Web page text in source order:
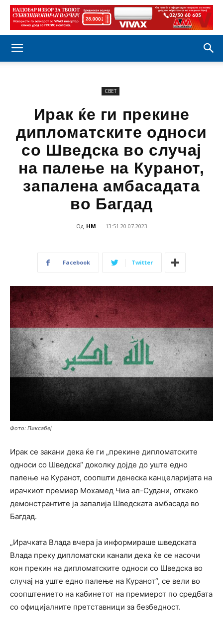
СВЕТ
Ирак ќе ги прекине
дипломатските односи
со Шведска во случај
на палење на Куранот,
запалена амбасадата
во Багдад
Од НМ - 13:51 20.07.2023
Facebook Twitter
Фото: Пиксабеј
Ирак се закани дека ќе ги „прекине дипломатските
односи со Шведска“ доколку дојде до уште едно
палење на Куранот, соопшти денеска канцеларијата на
ирачкиот премиер Мохамед Чиа ал-Судани, откако
демонстрантите ја запалија Шведската амбасада во
Багдад.
„Ирачката Влада вчера ја информираше шведската
Влада преку дипломатски канали дека ќе се насочи
кон прекин на дипломатските односи со Шведска во
случај на уште едно палење на Куранот“, се вели во
соопштението на кабинетот на премиерот по средбата
со официјалните претставници за безбедност.